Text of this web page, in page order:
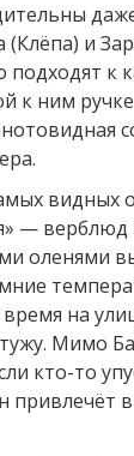
(Клёпа) и
подходят к
к ним
видных
— верблюд
оленями
на
Мимо
кто-то
привлечёт